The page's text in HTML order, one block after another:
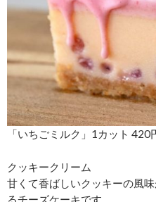
「いちごミルク」1カット
クッキークリーム
甘くて香ばしいクッキーの風
るチーズケーキです。